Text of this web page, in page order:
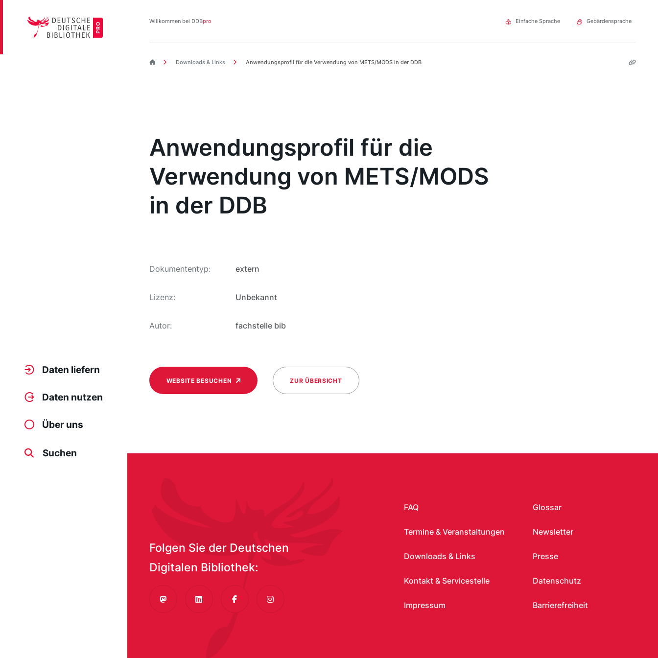
Willkommen bei DDBpro Einfache Sprache Gebärdensprache
Daten liefern
Daten nutzen
Über uns
Suchen
DDBpro StartseiteDownloads & Links Anwendungsprofil für die Verwendung von METS/MODS in der DDB
Anwendungsprofil für die
Verwendung von METS/MODS
in der DDB
Dokumententyp: extern
Lizenz: Unbekannt
Autor: fachstelle bib
WEBSITE BESUCHEN ZUR ÜBERSICHT
FAQ Glossar
Termine & Veranstaltungen Newsletter
Downloads & Links Presse
Kontakt & Servicestelle Datenschutz
Impressum Barrierefreiheit
Folgen Sie der Deutschen
Digitalen Bibliothek:
MastodonLinkedIn FacebookInstagram